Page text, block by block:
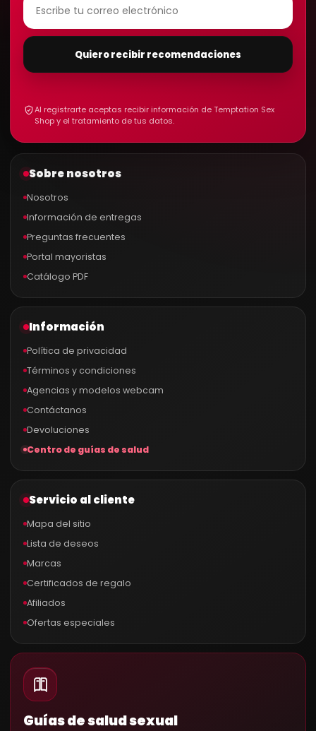
Quiero recibir recomendaciones
Al registrarte aceptas recibir información de Temptation Sex
Shop y el tratamiento de tus datos.
Sobre nosotros
Nosotros
Información de entregas
Preguntas frecuentes
Portal mayoristas
Catálogo PDF
Información
Política de privacidad
Términos y condiciones
Agencias y modelos webcam
Contáctanos
Devoluciones
Centro de guías de salud
Servicio al cliente
Mapa del sitio
Lista de deseos
Marcas
Certificados de regalo
Afiliados
Ofertas especiales
Guías de salud sexual